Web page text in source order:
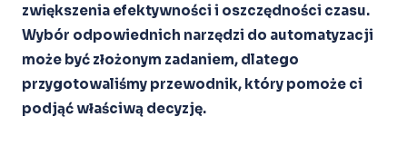
zwiększenia efektywności i oszczędności czasu.
Wybór odpowiednich narzędzi do automatyzacji
może być złożonym zadaniem, dlatego
przygotowaliśmy przewodnik, który pomoże ci
podjąć właściwą decyzję.